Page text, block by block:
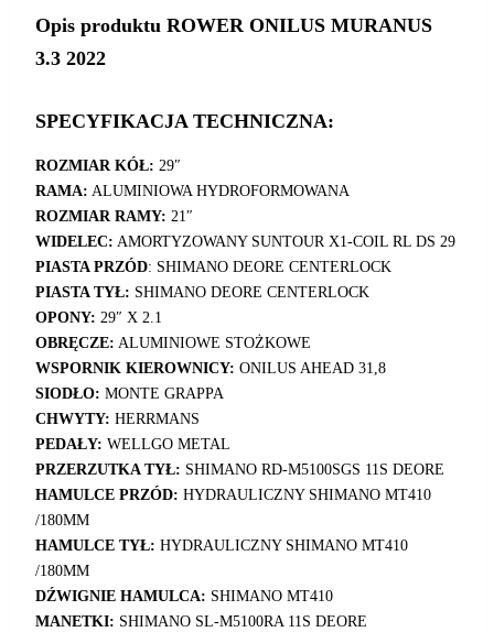
Opis produktu ROWER ONILUS MURANUS
3.3 2022
SPECYFIKACJA TECHNICZNA:
ROZMIAR KÓŁ: 29″
RAMA: ALUMINIOWA HYDROFORMOWANA
ROZMIAR RAMY: 21″
WIDELEC: AMORTYZOWANY SUNTOUR X1-COIL RL DS 29
PIASTA PRZÓD: SHIMANO DEORE CENTERLOCK
PIASTA TYŁ: SHIMANO DEORE CENTERLOCK
OPONY: 29″ X 2.1
OBRĘCZE: ALUMINIOWE STOŻKOWE
WSPORNIK KIEROWNICY: ONILUS AHEAD 31,8
SIODŁO: MONTE GRAPPA
CHWYTY: HERRMANS
PEDAŁY: WELLGO METAL
PRZERZUTKA TYŁ: SHIMANO RD-M5100SGS 11S DEORE
HAMULCE PRZÓD: HYDRAULICZNY SHIMANO MT410
/180MM
HAMULCE TYŁ: HYDRAULICZNY SHIMANO MT410
/180MM
DŹWIGNIE HAMULCA: SHIMANO MT410
MANETKI: SHIMANO SL-M5100RA 11S DEORE